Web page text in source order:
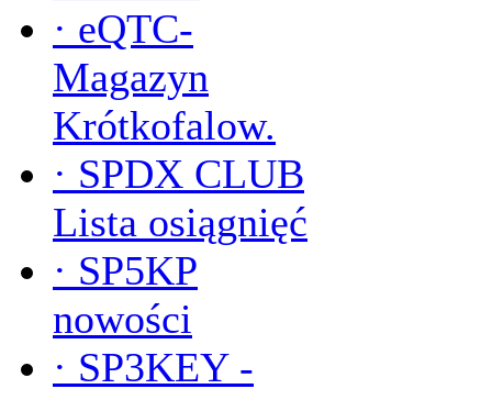
· eQTC-
Magazyn
Krótkofalow.
· SPDX CLUB
Lista osiągnięć
· SP5KP
nowości
· SP3KEY -